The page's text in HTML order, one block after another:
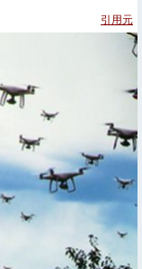
引用元